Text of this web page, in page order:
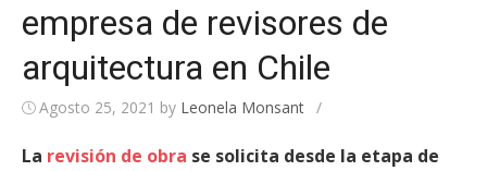
empresa de revisores de
arquitectura en Chile
Agosto 25, 2021 by Leonela Monsant /
La revisión de obra se solicita desde la etapa de